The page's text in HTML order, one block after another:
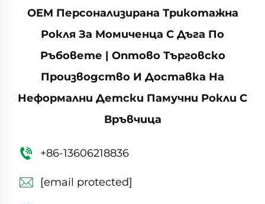
OEM Персонализирана Трикотажна
Рокля За Момиченца С Дъга По
Ръбовете | Оптово Търговско
Производство И Доставка На
Неформални Детски Памучни Рокли С
Връвчица
+86-13606218836
[email protected]